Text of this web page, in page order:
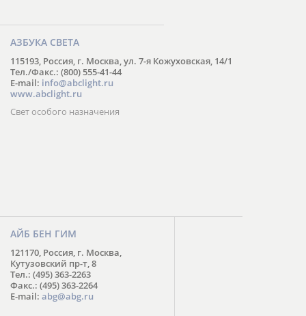
АЗБУКА СВЕТА
115193, Россия, г. Москва, ул. 7-я Кожуховская, 14/1
Тел./Факс.: (800) 555-41-44
E-mail: info@abclight.ru
www.abclight.ru
Свет особого назначения
АЙБ БЕН ГИМ
121170, Россия, г. Москва,
Кутузовский пр-т, 8
Тел.: (495) 363-2263
Факс.: (495) 363-2264
E-mail: abg@abg.ru